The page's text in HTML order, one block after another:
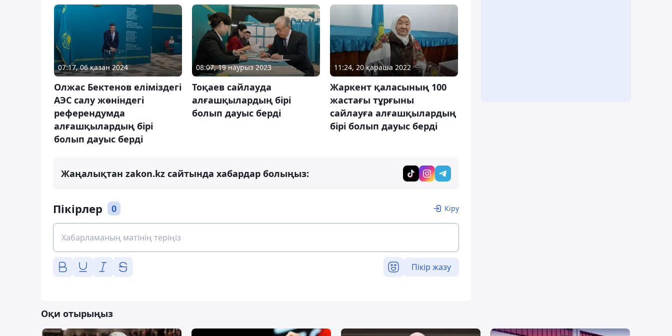
07:17, 06 қазан 2024
Олжас Бектенов еліміздегі
АЭС салу жөніндегі
референдумда
алғашқылардың бірі
болып дауыс берді
08:07, 19 наурыз 2023
Тоқаев сайлауда
алғашқылардың бірі
болып дауыс берді
11:24, 20 қараша 2022
Жаркент қаласының 100
жастағы тұрғыны
сайлауға алғашқылардың
бірі болып дауыс берді
Жаңалықтан zakon.kz сайтында хабардар болыңыз:
Пікірлер 0 Кіру
Пікір жазу
Оқи отырыңыз